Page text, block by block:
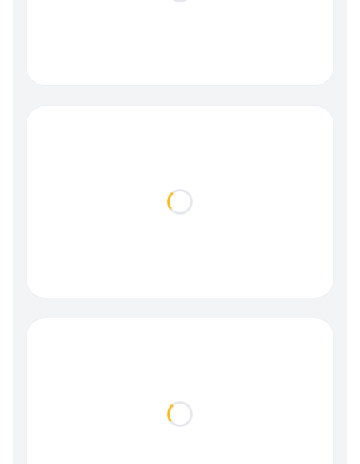
Loading...
Loading...